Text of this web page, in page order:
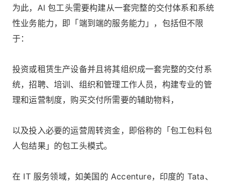
为此，AI 包工头需要构建从一套完整的交付体系和系统
性业务能力，即「端到端的服务能力」，包括但不限
于：
投资或租赁生产设备并且将其组织成一套完整的交付系
统，招聘、培训、组织和管理工作人员，构建专业的管
理和运营制度，购买交付所需要的辅助物料，
以及投入必要的运营周转资金，即俗称的「包工包料包
人包结果」的包工头模式。
在 IT 服务领域，如美国的 Accenture，印度的 Tata、